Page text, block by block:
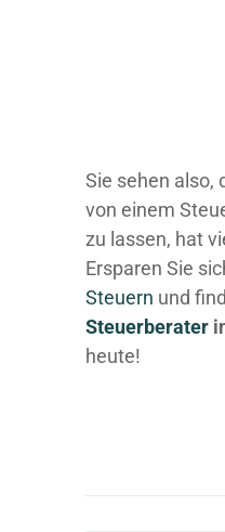
Sie sehen also,
von einem
zu lassen, hat
Ersparen Sie
Steuern und
Steuerberater
heute!